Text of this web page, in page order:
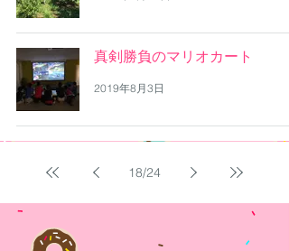
真剣勝負のマリオカート
2019年8月3日
18/24